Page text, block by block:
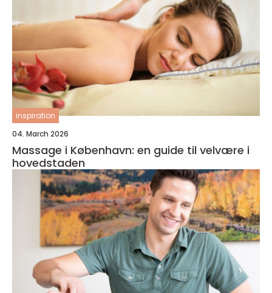
inspiration
04. March 2026
Massage i København: en guide til velvære i
hovedstaden